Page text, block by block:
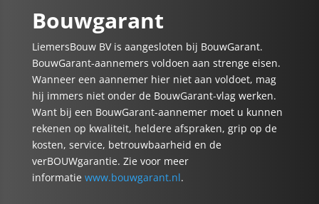
Bouwgarant
LiemersBouw BV is aangesloten bij BouwGarant.
BouwGarant-aannemers voldoen aan strenge eisen.
Wanneer een aannemer hier niet aan voldoet, mag
hij immers niet onder de BouwGarant-vlag werken.
Want bij een BouwGarant-aannemer moet u kunnen
rekenen op kwaliteit, heldere afspraken, grip op de
kosten, service, betrouwbaarheid en de
verBOUWgarantie. Zie voor meer
informatie www.bouwgarant.nl.